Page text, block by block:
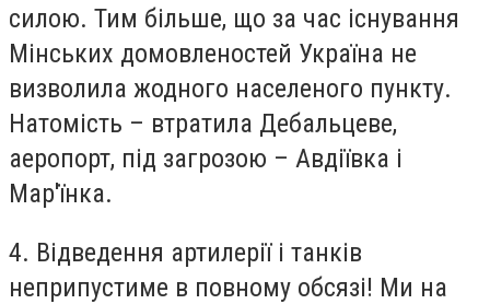
силою. Тим більше, що за час існування
Мінських домовленостей Україна не
визволила жодного населеного пункту.
Натомість – втратила Дебальцеве,
аеропорт, під загрозою – Авдіївка і
Мар'їнка.
4. Відведення артилерії і танків
неприпустиме в повному обсязі! Ми на